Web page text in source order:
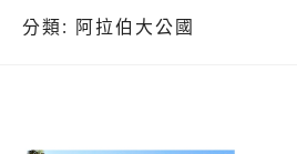
分類: 阿拉伯大公國